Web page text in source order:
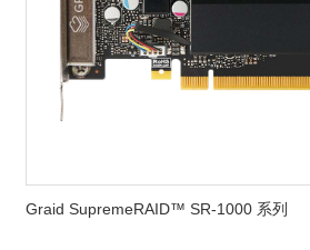
Graid SupremeRAID™ SR-1000 系列